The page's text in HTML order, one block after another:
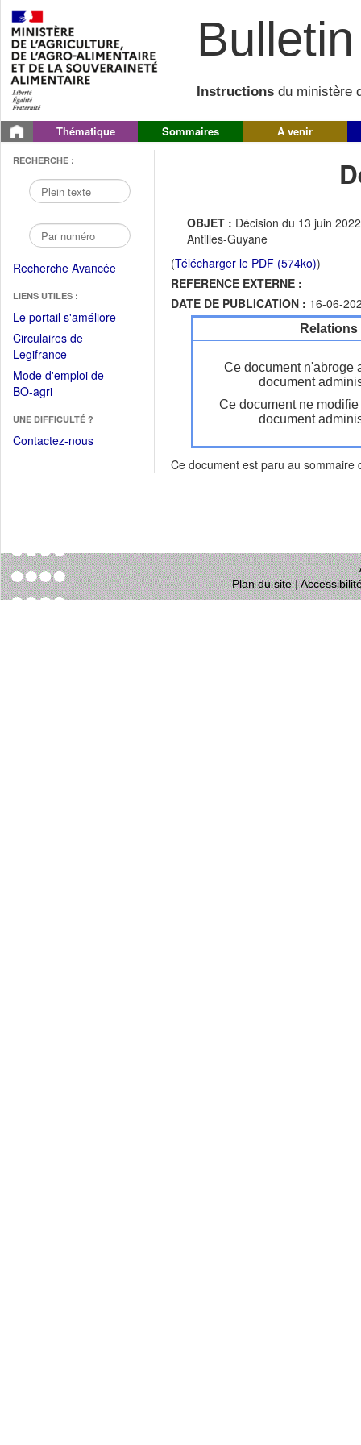
Instructions du ministère
Thématique Sommaires A venir
RECHERCHE :
Recherche Avancée
LIENS UTILES :
Le portail s'améliore(Fichier
Circulaires de
Legifrance(Ouvrir
dans
une
fenêtre)
Mode d'emploi de
BO-agri(Ouvrir
une
nouvelle
UNE DIFFICULTÉ ?
Contactez-nous
OBJET : Décision du 13 juin
Antilles-Guyane
(Télécharger le PDF (574ko))
REFERENCE EXTERNE :
DATE DE PUBLICATION : 16-06-
Ce document n'abroge
document
Ce document ne
document
Ce document est paru au sommaire
Plan du site|